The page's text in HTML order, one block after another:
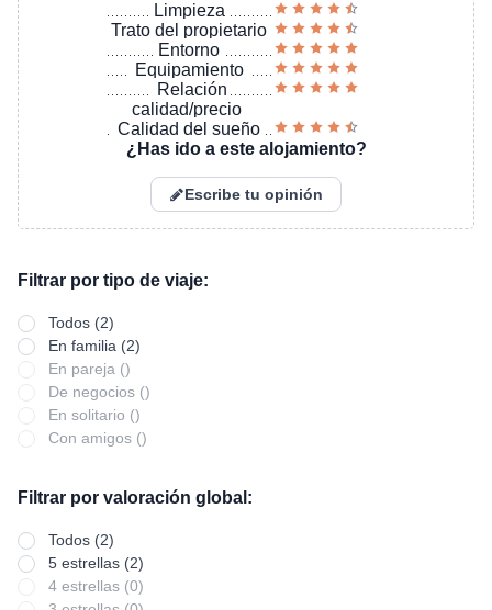
Limpieza
Trato del propietario
Entorno
Equipamiento
Relación
calidad/precio
Calidad del sueño
¿Has ido a este alojamiento?
Escribe tu opinión
Filtrar por tipo de viaje:
Todos (2)
En familia (2)
En pareja ()
De negocios ()
En solitario ()
Con amigos ()
Filtrar por valoración global:
Todos (2)
5 estrellas (2)
4 estrellas (0)